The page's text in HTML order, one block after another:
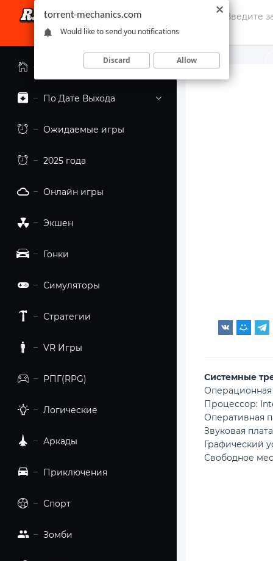
Главная страница
По Дате Выхода
Ожидаемые игры
2025 года
Онлайн игры
Экшен
Гонки
Симуляторы
Стратегии
VR Игры
РПГ(RPG)
Логические
Аркады
Приключения
Спорт
Зомби
Cистемные
Операционная
Процессор:
Оперативная
Звуковая
Графический
Свободное
torrent-mechanics.com
Would like to send you notifications
Discard Allow